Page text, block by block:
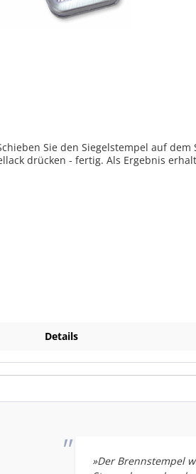
Sie den Siegelstempel auf
drücken - fertig. Als Ergebnis
Details
»Der Brennstempel